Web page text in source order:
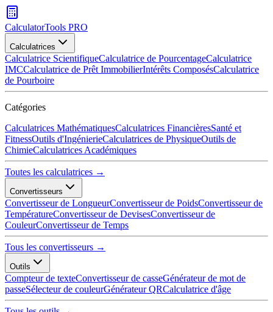
CalculatorTools PRO
Calculatrices
Calculatrice ScientifiqueCalculatrice de PourcentageCalculatrice
IMCCalculatrice de Prêt ImmobilierIntérêts ComposésCalculatrice
de Pourboire
Catégories
Calculatrices MathématiquesCalculatrices FinancièresSanté et
FitnessOutils d'IngénierieCalculatrices de PhysiqueOutils de
ChimieCalculatrices Académiques
Toutes les calculatrices →
Convertisseurs
Convertisseur de LongueurConvertisseur de PoidsConvertisseur de
TempératureConvertisseur de DevisesConvertisseur de
CouleurConvertisseur de Temps
Tous les convertisseurs →
Outils
Compteur de texteConvertisseur de casseGénérateur de mot de
passeSélecteur de couleurGénérateur QRCalculatrice d'âge